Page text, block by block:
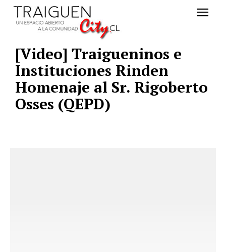
[Video] Traigueninos e
Instituciones Rinden
Homenaje al Sr. Rigoberto
Osses (QEPD)